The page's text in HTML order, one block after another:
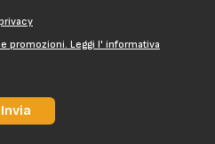
promozioni. Leggi l' informativa
Invia